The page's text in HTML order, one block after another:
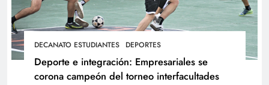
DECANATO ESTUDIANTES DEPORTES
Deporte e integración: Empresariales se
corona campeón del torneo interfacultades